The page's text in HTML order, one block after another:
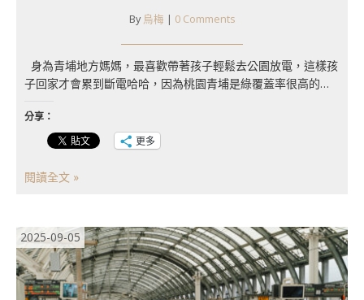
By 烏梅 | 0 Comments
身為青埔地方媽媽，最喜歡帶著孩子輕鬆去公園放電，這樣孩
子回家才會累到斷電哈哈，因為桃園青埔是綠覆蓋率很高的…
分享：
更多
閱讀全文 »
2025-09-05